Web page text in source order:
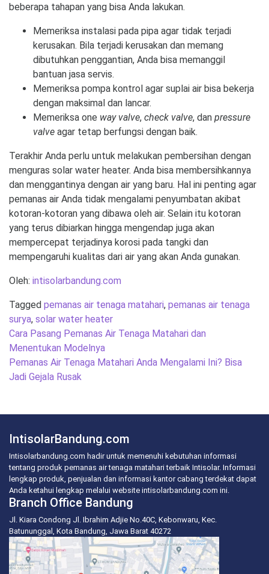
beberapa tahapan yang bisa Anda lakukan.
Memeriksa instalasi pada pipa agar tidak terjadi
kerusakan. Bila terjadi kerusakan dan memang
dibutuhkan penggantian, Anda bisa memanggil
bantuan jasa servis.
Memeriksa pompa kontrol agar suplai air bisa bekerja
dengan maksimal dan lancar.
Memeriksa one way valve, check valve, dan pressure
valve agar tetap berfungsi dengan baik.
Terakhir Anda perlu untuk melakukan pembersihan dengan
menguras solar water heater. Anda bisa membersihkannya
dan menggantinya dengan air yang baru. Hal ini penting agar
pemanas air Anda tidak mengalami penyumbatan akibat
kotoran-kotoran yang dibawa oleh air. Selain itu kotoran
yang terus dibiarkan hingga mengendap juga akan
mempercepat terjadinya korosi pada tangki dan
mempengaruhi kualitas dari air yang akan Anda gunakan.
Oleh: intisolarbandung.com
Tagged pemanas air tenaga matahari, pemanas air tenaga
surya, solar water heater
Post
Cara Pasang Pemanas Air Tenaga Matahari dan
Menentukan Modelnya
Pemanas Air Tenaga Matahari Anda Mengalami Ini? Bisa
Jadi Gejala Rusak
IntisolarBandung.com
Intisolarbandung.com hadir untuk memenuhi kebutuhan informasi
tentang produk pemanas air tenaga matahari terbaik Intisolar. Informasi
lengkap produk, penjualan dan informasi kantor cabang terdekat dapat
Anda ketahui lengkap melalui website intisolarbandung.com ini.
Branch Office Bandung
Jl. Kiara Condong Jl. Ibrahim Adjie No.40C, Kebonwaru, Kec.
Batununggal, Kota Bandung, Jawa Barat 40272